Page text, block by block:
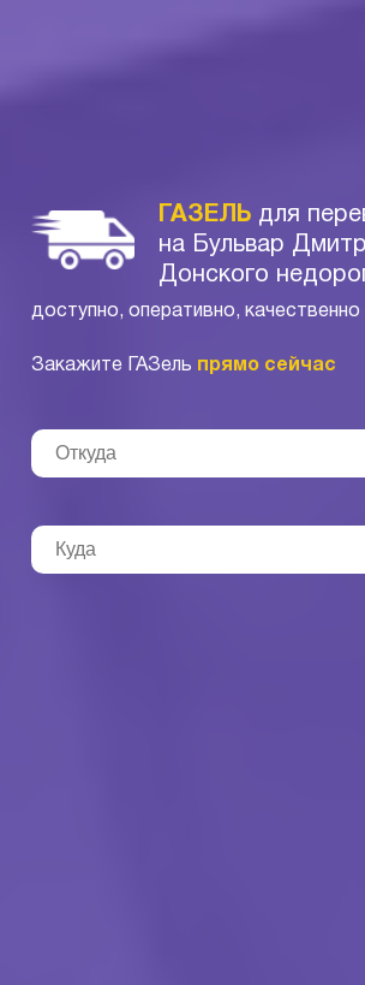
ГАЗЕЛЬ для
на Бульвар
Донского
доступно, оперативно, качественно
Закажите ГАЗель прямо сейчас